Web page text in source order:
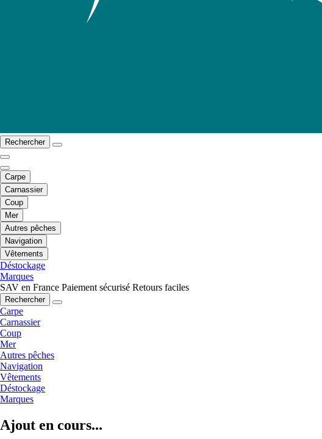
Rechercher
Carpe
Carnassier
Coup
Mer
Autres pêches
Navigation
Vêtements
Déstockage
Marques
SAV en France Paiement sécurisé Retours faciles
Rechercher
Carpe
Carnassier
Coup
Mer
Autres pêches
Navigation
Vêtements
Déstockage
Marques
Ajout en cours...